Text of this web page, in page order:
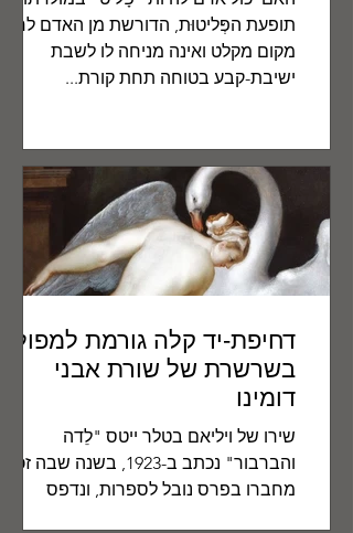
תופעת הפְּליטוּת, הדורשת מן האדם
מקום מקלט ואינה מניחה לו לשבת
ישיבת-קבע בטוחה תחת קורת...
דחיפת-יד קלה גורמת
בשרשרת של שורת אבני
דומינו
שירו של ויליאם בטלר ייטס "לֵדה
והברבור" נכתב ב-1923, בשנה שבה זכה
מחברו בפרס נובל לספרות, ונדפס